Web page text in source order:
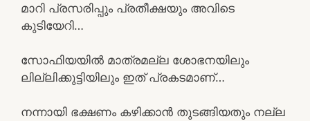
മാറി പ്രസരിപ്പും പ്രതീക്ഷയും അവിടെ
കുടിയേറി…
സോഫിയയിൽ മാത്രമല്ല ശോഭനയിലും
ലില്ലിക്കുട്ടിയിലും ഇത് പ്രകടമാണ്…
നന്നായി ഭക്ഷണം കഴിക്കാൻ തുടങ്ങിയതും നല്ല